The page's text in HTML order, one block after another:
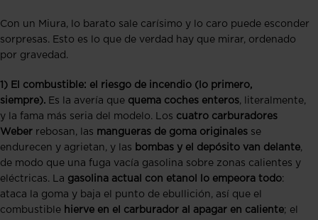
Con un Miura, lo barato sale carísimo y lo caro puede esconder
sorpresas. Esto es lo que de verdad hay que mirar, ordenado
por gravedad.
1) El combustible: el riesgo de incendio (lo primero,
siempre). Es la avería que quema coches enteros, literalmente,
y la fama más seria del modelo. Los cuatro carburadores
Weber rebosan, las mangueras de goma originales se
endurecen y agrietan, y las bombas y el depósito van delante,
de modo que una fuga vacía gasolina sobre zonas calientes y
eléctricas. La gasolina actual con etanol lo empeora todo:
ataca la goma y baja el punto de ebullición, así que el
combustible hierve en el carburador al apagar en caliente; el